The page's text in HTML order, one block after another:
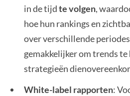
in de tijdte volgen,
hoe hun rankings en
over verschillende
gemakkelijker om trends te
strategieën
White-label rapporten: